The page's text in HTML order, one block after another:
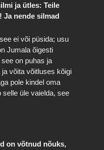
ja ütles: Teile
Ja nende silmad
ei või püsida; usu
Jumala õigesti
on puhas ja
võita võitluses kõigi
pole kindel oma
üle vaielda, see
on võtnud nõuks,